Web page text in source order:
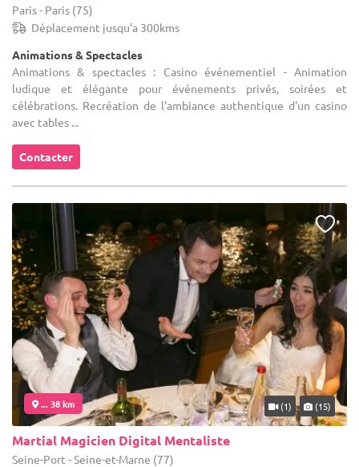
Paris - Paris (75)
Déplacement jusqu'a 300kms
Animations & Spectacles
Animations & spectacles : Casino événementiel - Animation
ludique et élégante pour événements privés, soirées et
célébrations. Recréation de l'ambiance authentique d'un casino
avec tables ...
Contacter
... 38 km (1) (15)
Martial Magicien Digital Mentaliste
Seine-Port - Seine-et-Marne (77)